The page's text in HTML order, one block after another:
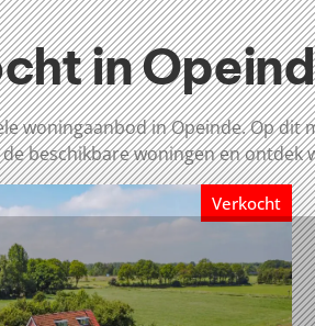
in
woningaanbod in Opeinde. Op
beschikbare woningen en
Verkocht